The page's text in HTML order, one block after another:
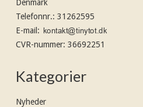
Denmark
Telefonnr.: 31262595
E-mail :
CVR-nummer: 36692251
Kategorier
Nyheder